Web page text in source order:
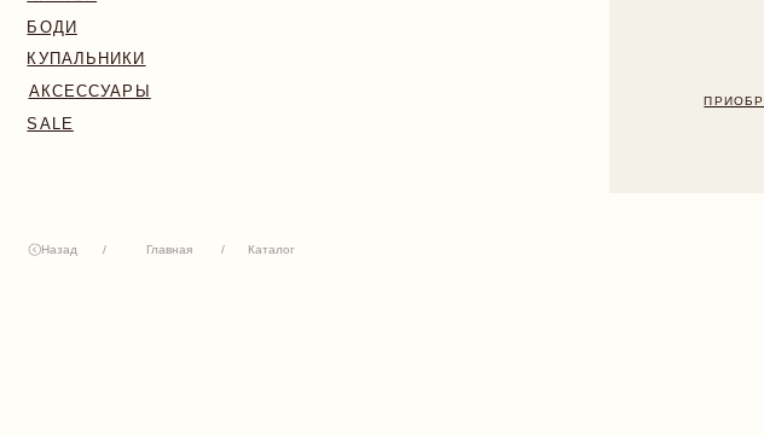
КУПАЛЬНИКИ
АКСЕССУАРЫ
SALE